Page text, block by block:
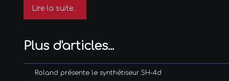
Lire la suite...
Plus d'articles...
Roland présente le synthétiseur SH-4d